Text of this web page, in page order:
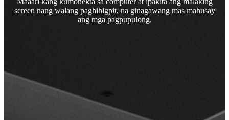
screen nang walang paghihigpit, na ginagawang mas mahusay
ang mga pagpupulong.